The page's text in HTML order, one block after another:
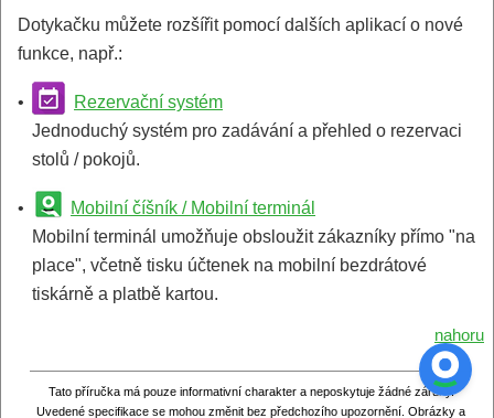
Dotykačku můžete rozšířit pomocí dalších aplikací o nové
funkce, např.:
•
Rezervační systém
Jednoduchý systém pro zadávání a přehled o rezervaci
stolů / pokojů.
•
Mobilní číšník / Mobilní terminál
Mobilní terminál umožňuje obsloužit zákazníky přímo "na
place", včetně tisku účtenek na mobilní bezdrátové
tiskárně a platbě kartou.
nahoru
Tato příručka má pouze informativní charakter a neposkytuje žádné záruky.
Uvedené specifikace se mohou změnit bez předchozího upozornění. Obrázky a